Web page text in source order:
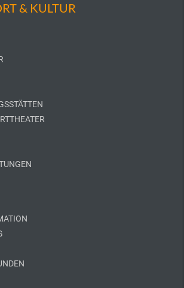
& KULTUR